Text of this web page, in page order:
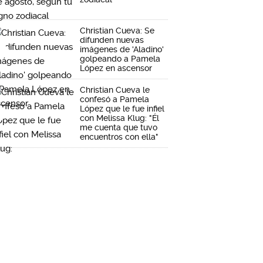
Christian Cueva: Se
difunden nuevas
imágenes de 'Aladino'
golpeando a Pamela
López en ascensor
Christian Cueva le
confesó a Pamela
López que le fue infiel
con Melissa Klug: "Él
me cuenta que tuvo
encuentros con ella"